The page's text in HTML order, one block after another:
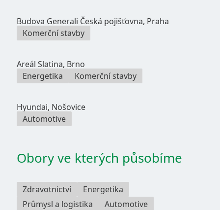
Budova Generali Česká pojišťovna, Praha
Komerční stavby
Areál Slatina, Brno
Energetika
Komerční stavby
Hyundai, Nošovice
Automotive
Obory ve kterých působíme
Zdravotnictví
Energetika
Průmysl a logistika
Automotive